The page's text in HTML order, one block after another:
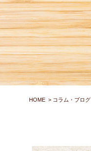
HOME コラム・ブログ